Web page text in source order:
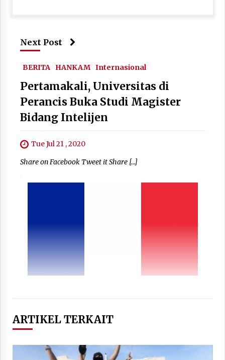
Next Post
BERITA HANKAM Internasional
Pertamakali, Universitas di
Perancis Buka Studi Magister
Bidang Intelijen
Tue Jul 21 , 2020
Share on Facebook Tweet it Share […]
ARTIKEL TERKAIT